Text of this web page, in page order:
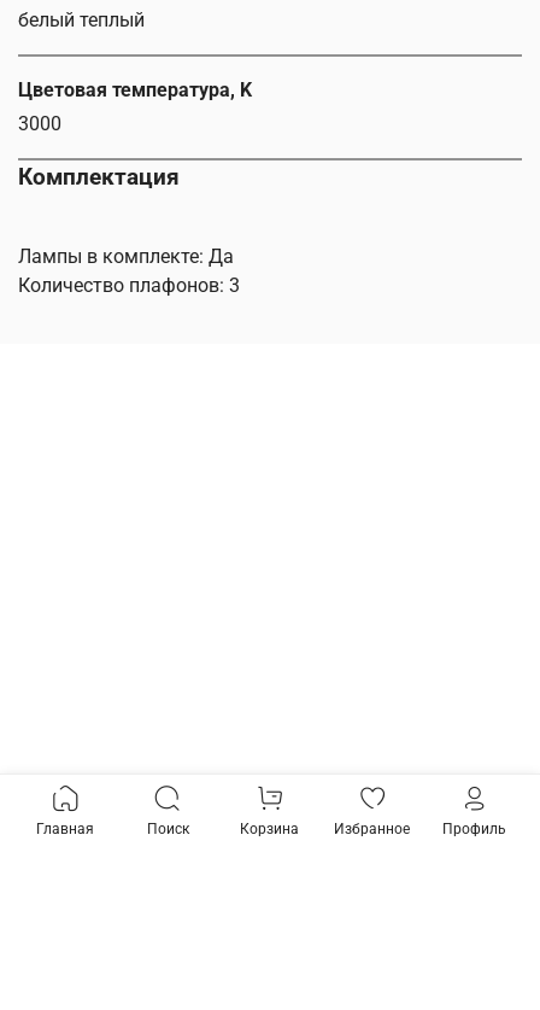
белый теплый
Цветовая температура, K
3000
Комплектация
Лампы в комплекте: Да
Количество плафонов: 3
Главная Поиск Корзина Избранное Профиль